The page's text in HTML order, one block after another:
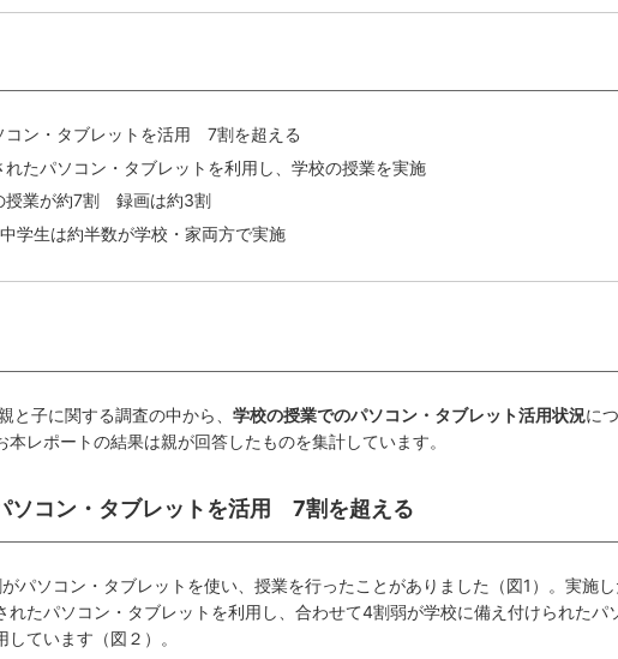
コン・タブレットを活用 7割を超える
たパソコン・タブレットを利用し、学校の授業を実施
授業が約7割 録画は約3割
学生は約半数が学校・家両方で実施
と子に関する調査の中から、 学校の授業でのパソコン・タブレット活用状況につ
レポートの結果は親が回答したものを集計しています。
ソコン・タブレットを活用 7割を超える
パソコン・タブレットを使い、授業を行ったことがありました（図1）。実施
れたパソコン・タブレットを利用し、合わせて4割弱が学校に備え付けられたパ
ています（図２）。